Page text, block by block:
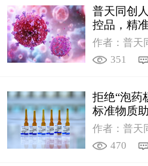
普天同创
控品，精
作者：普天
351
拒绝“泡药
标准物质
作者：普天
470